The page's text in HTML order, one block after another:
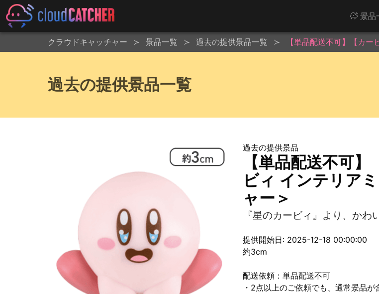
景品
クラウドキャッチャー 景品一覧 過去の提供景品一覧 【単品配送不可】【カ
過去の提供景品一覧
過去の提供景品
【単品配送不可
ビィ インテリア
ャー＞
『星のカービィ』より、かわ
提供開始日: 2025-12-18 00:00:00
約3cm
配送依頼：単品配送不可
・2点以上のご依頼でも、通常景品